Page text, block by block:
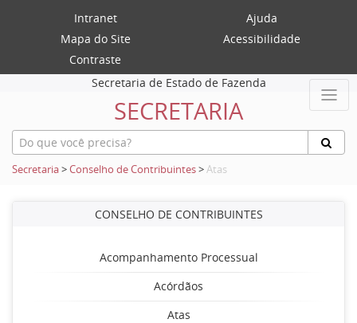
Intranet
Ajuda
Mapa do Site
Acessibilidade
Contraste
Secretaria de Estado de Fazenda
SECRETARIA
Secretaria>Conselho de Contribuintes>Atas
CONSELHO DE CONTRIBUINTES
Acompanhamento Processual
Acórdãos
Atas